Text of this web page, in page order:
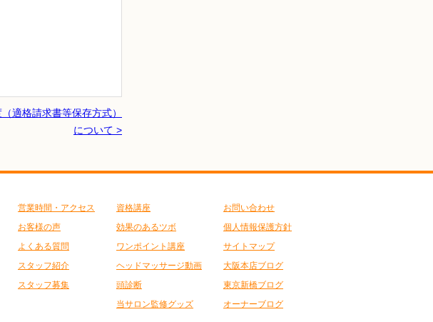
適格請求書等保存方式）
について >
営業時間・アクセス
お客様の声
よくある質問
スタッフ紹介
スタッフ募集
資格講座
効果のあるツボ
ワンポイント講座
ヘッドマッサージ動画
頭診断
当サロン監修グッズ
お問い合わせ
個人情報保護方針
サイトマップ
大阪本店ブログ
東京新橋ブログ
オーナーブログ